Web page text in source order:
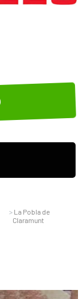
La Pobla de
Claramunt